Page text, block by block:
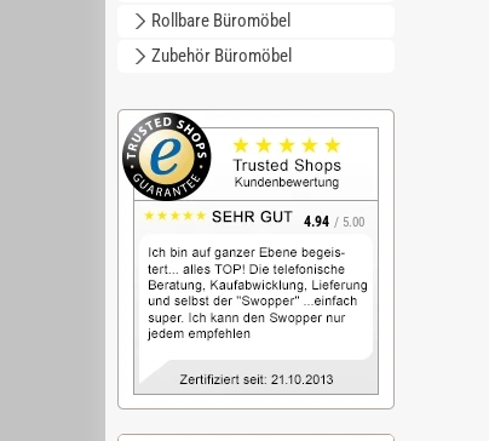
Rollbare Büromöbel
Zubehör Büromöbel
4.94 / 5.00